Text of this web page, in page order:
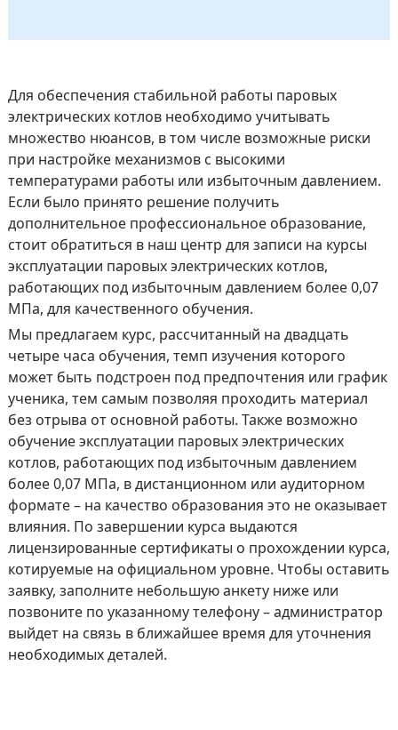
Для обеспечения стабильной работы паровых
электрических котлов необходимо учитывать
множество нюансов, в том числе возможные риски
при настройке механизмов с высокими
температурами работы или избыточным давлением.
Если было принято решение получить
дополнительное профессиональное образование,
стоит обратиться в наш центр для записи на курсы
эксплуатации паровых электрических котлов,
работающих под избыточным давлением более 0,07
МПа, для качественного обучения.
Мы предлагаем курс, рассчитанный на двадцать
четыре часа обучения, темп изучения которого
может быть подстроен под предпочтения или график
ученика, тем самым позволяя проходить материал
без отрыва от основной работы. Также возможно
обучение эксплуатации паровых электрических
котлов, работающих под избыточным давлением
более 0,07 МПа, в дистанционном или аудиторном
формате – на качество образования это не оказывает
влияния. По завершении курса выдаются
лицензированные сертификаты о прохождении курса,
котируемые на официальном уровне. Чтобы оставить
заявку, заполните небольшую анкету ниже или
позвоните по указанному телефону – администратор
выйдет на связь в ближайшее время для уточнения
необходимых деталей.